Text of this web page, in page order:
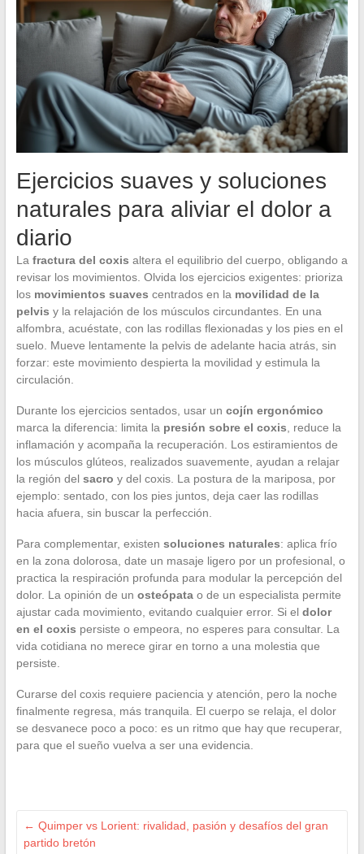
Ejercicios suaves y soluciones
naturales para aliviar el dolor a
diario
La fractura del coxis altera el equilibrio del cuerpo, obligando a
revisar los movimientos. Olvida los ejercicios exigentes: prioriza
los movimientos suaves centrados en la movilidad de la
pelvis y la relajación de los músculos circundantes. En una
alfombra, acuéstate, con las rodillas flexionadas y los pies en el
suelo. Mueve lentamente la pelvis de adelante hacia atrás, sin
forzar: este movimiento despierta la movilidad y estimula la
circulación.
Durante los ejercicios sentados, usar un cojín ergonómico
marca la diferencia: limita la presión sobre el coxis , reduce la
inflamación y acompaña la recuperación. Los estiramientos de
los músculos glúteos, realizados suavemente, ayudan a relajar
la región del sacro y del coxis. La postura de la mariposa, por
ejemplo: sentado, con los pies juntos, deja caer las rodillas
hacia afuera, sin buscar la perfección.
Para complementar, existen soluciones naturales: aplica frío
en la zona dolorosa, date un masaje ligero por un profesional, o
practica la respiración profunda para modular la percepción del
dolor. La opinión de un osteópatao de un especialista permite
ajustar cada movimiento, evitando cualquier error. Si el dolor
en el coxis persiste o empeora, no esperes para consultar. La
vida cotidiana no merece girar en torno a una molestia que
persiste.
Curarse del coxis requiere paciencia y atención, pero la noche
finalmente regresa, más tranquila. El cuerpo se relaja, el dolor
se desvanece poco a poco: es un ritmo que hay que recuperar,
para que el sueño vuelva a ser una evidencia.
← Quimper vs Lorient: rivalidad, pasión y desafíos del gran
partido bretón